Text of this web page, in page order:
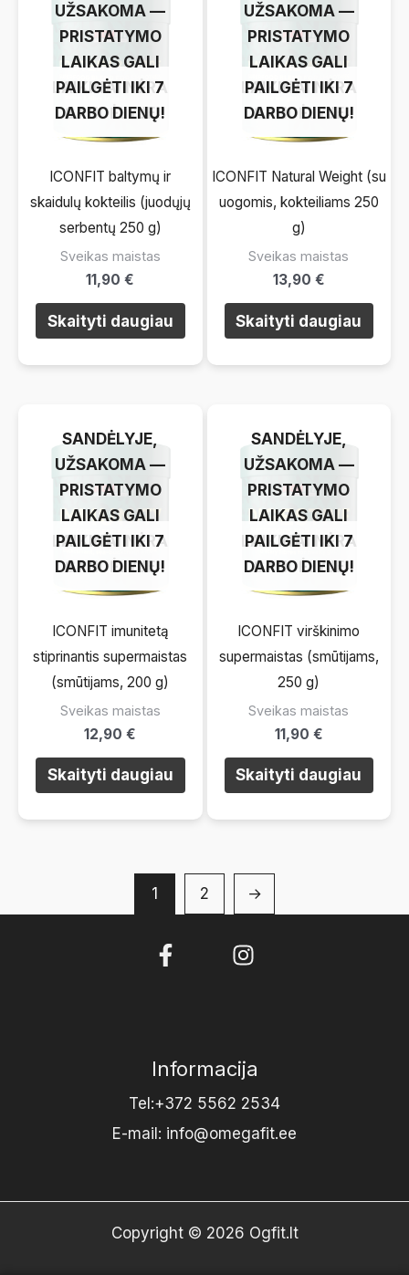
LAIKINAI NĖRA
SANDĖLYJE
UŽSAKOMA —
PRISTATYMO
LAIKAS GALI
PAILGĖTI IKI 7
DARBO DIENŲ!
ICONFIT baltymų ir
skaidulų kokteilis (juodųjų
serbentų 250 g)
Sveikas maistas
11,90€
Skaityti daugiau
LAIKINAI NĖRA
SANDĖLYJE
UŽSAKOMA —
PRISTATYMO
LAIKAS GALI
PAILGĖTI IKI 7
DARBO DIENŲ!
ICONFIT Natural Weight (su
uogomis, kokteiliams 250
g)
Sveikas maistas
13,90 €
Skaityti daugiau
LAIKINAI NĖRA
SANDĖLYJE
SANDĖLYJE,
UŽSAKOMA —
PRISTATYMO
LAIKAS GALI
PAILGĖTI IKI 7
DARBO DIENŲ!
ICONFIT imunitetą
stiprinantis supermaistas
(smūtijams, 200 g)
Sveikas maistas
12,90€
Skaityti daugiau
LAIKINAI NĖRA
SANDĖLYJE
SANDĖLYJE,
UŽSAKOMA —
PRISTATYMO
LAIKAS GALI
PAILGĖTI IKI 7
DARBO DIENŲ!
ICONFIT virškinimo
supermaistas (smūtijams,
250 g)
Sveikas maistas
11,90 €
Skaityti daugiau
1 2 →
Informacija
Tel:+372 5562 2534
E-mail: info@omegafit.ee
Copyright © 2026 Ogfit.lt